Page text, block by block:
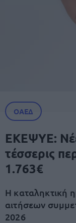
ΟΑΕΔ
ΕΚΕΨΥΕ:
τέσσερις
1.763€
Η καταληκτική
αιτήσεων
2026